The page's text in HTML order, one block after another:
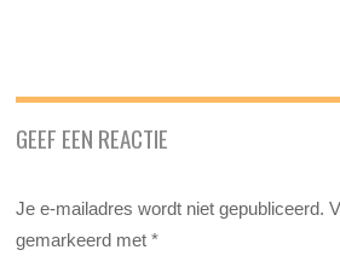
GEEF EEN REACTIE
Je e-mailadres wordt niet gepubliceerd.
gemarkeerd met*